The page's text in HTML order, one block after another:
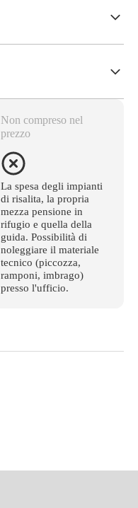
Non compreso nel
prezzo
La spesa degli impianti
di risalita, la propria
mezza pensione in
rifugio e quella della
guida. Possibilità di
noleggiare il materiale
tecnico (piccozza,
ramponi, imbrago)
presso l'ufficio.